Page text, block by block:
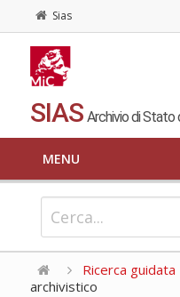
Sias
SIAS Archivio di Stato
MENU
Ricerca guidata
archivistico